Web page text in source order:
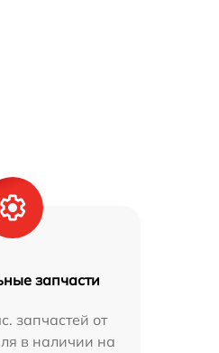
запчасти
запчастей от
в наличии на